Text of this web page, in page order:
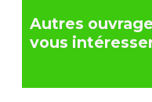
Autres
vous